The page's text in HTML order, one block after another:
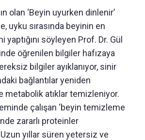
olan ‘Beyin uyurken dinlenir’
uyku sırasında beyinin en
söyleyen Prof. Dr. Gül
öğrenilen bilgiler hafızaya
bilgiler ayıklanıyor, sinir
bağlantılar yeniden
metabolik atıklar temizleniyor.
çalışan ‘beyin temizleme
zararlı proteinler
Uzun yıllar süren yetersiz ve